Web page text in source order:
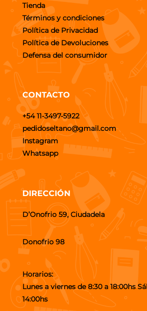
Tienda
Términos y condiciones
Política de Privacidad
Política de Devoluciones
Defensa del consumidor
CONTACTO
+54 11-3497-5922
pedidoseltano@gmail.com
Instagram
Whatsapp
DIRECCIÓN
D’Onofrio 59, Ciudadela
Donofrio 98
Horarios:
Lunes a viernes de 8:30 a 18:00hs
14:00hs